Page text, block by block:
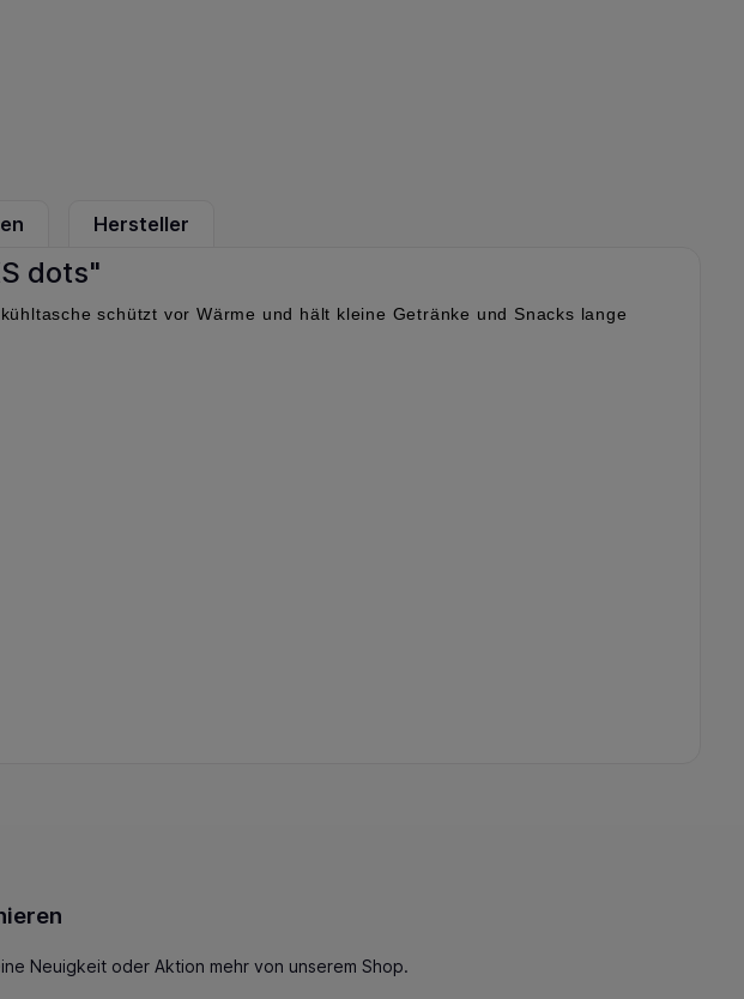
Hersteller
dots"
schützt vor Wärme und hält kleine Getränke und Snacks lange
Neuigkeit oder Aktion mehr von unserem Shop.